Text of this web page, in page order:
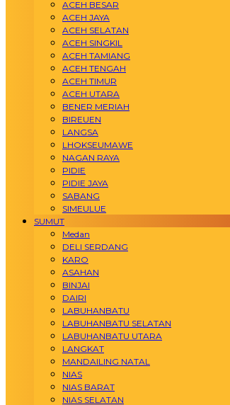
ACEH BESAR
ACEH JAYA
ACEH SELATAN
ACEH SINGKIL
ACEH TAMIANG
ACEH TENGAH
ACEH TIMUR
ACEH UTARA
BENER MERIAH
BIREUEN
LANGSA
LHOKSEUMAWE
NAGAN RAYA
PIDIE
PIDIE JAYA
SABANG
SIMEULUE
SUMUT
Medan
DELI SERDANG
KARO
ASAHAN
BINJAI
DAIRI
LABUHANBATU
LABUHANBATU SELATAN
LABUHANBATU UTARA
LANGKAT
MANDAILING NATAL
NIAS
NIAS BARAT
NIAS SELATAN